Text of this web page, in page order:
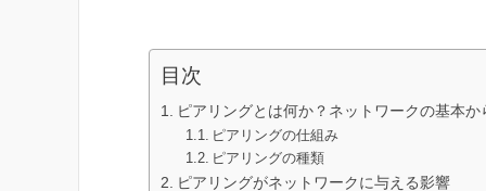
目次
ピアリングとは何か？ネットワークの基本か
ピアリングの仕組み
ピアリングの種類
ピアリングがネットワークに与える影響